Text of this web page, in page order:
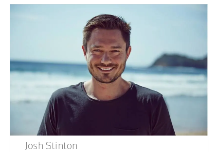
Företagsledare
Författare
Idrottare och äventyrare
Kända musiker
Josh Stinton